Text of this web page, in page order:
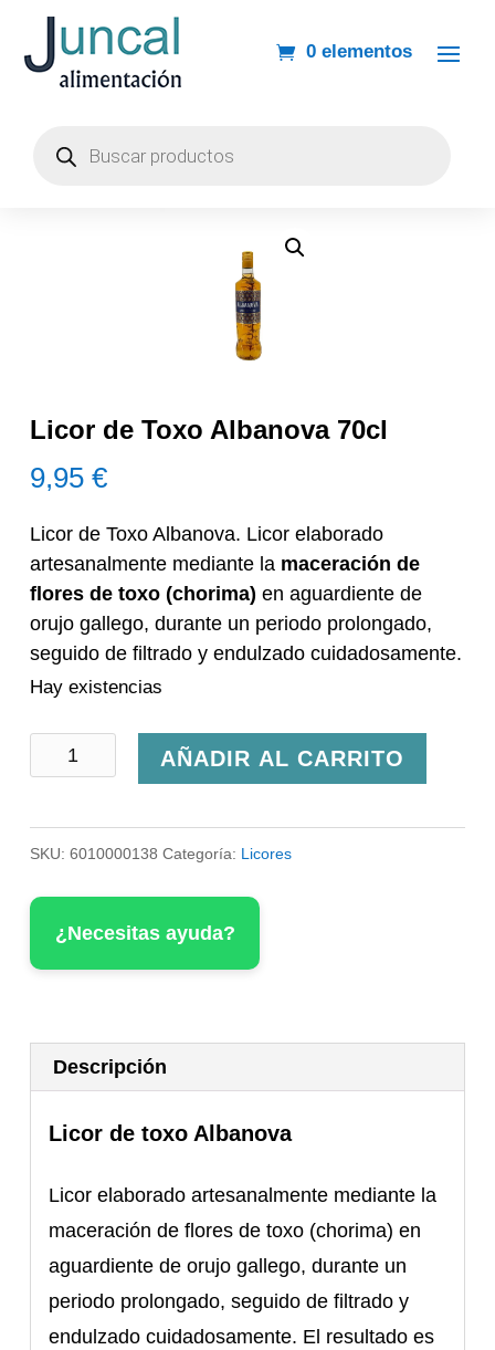
0 elementos
Licor de Toxo Albanova 70cl
9,95€
Licor de Toxo Albanova. Licor elaborado
artesanalmente mediante la maceración de
flores de toxo (chorima) en aguardiente de
orujo gallego, durante un periodo prolongado,
seguido de filtrado y endulzado cuidadosamente.
Hay existencias
Licor
Toxo
Albanova
70cl
cantidad
AÑADIR AL CARRITO
SKU:6010000138 Categoría: Licores
¿Necesitas ayuda?
Descripción
Licor de toxo Albanova
Licor elaborado artesanalmente mediante la
maceración de flores de toxo (chorima) en
aguardiente de orujo gallego, durante un
periodo prolongado, seguido de filtrado y
endulzado cuidadosamente. El resultado es